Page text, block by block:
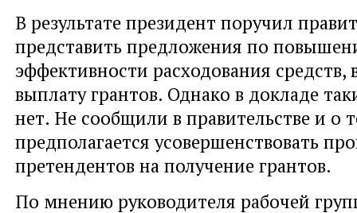
В результате президент поручил
представить предложения по
эффективности расходования
выплату грантов. Однако в докладе
нет. Не сообщили в правительстве и о
предполагается усовершенствовать
претендентов на получение грантов.
По мнению руководителя рабочей